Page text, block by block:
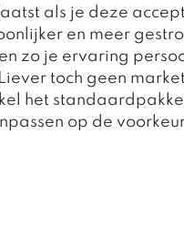
als je deze
en meer
zo je ervaring
toch geen
het
op de